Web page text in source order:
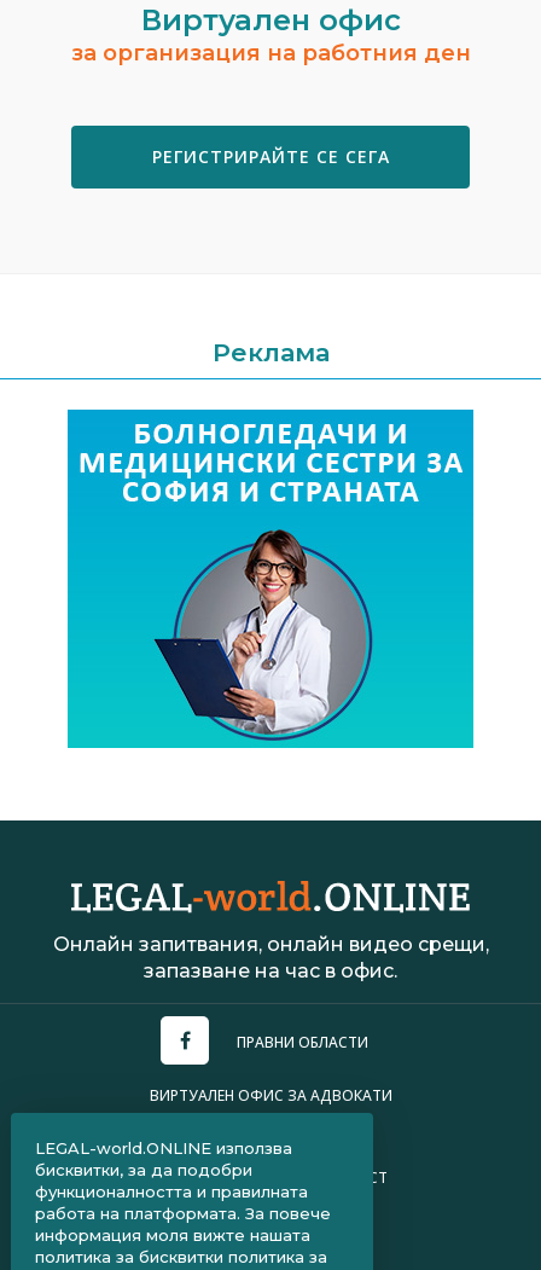
Виртуален офис
за организация на работния ден
РЕГИСТРИРАЙТЕ СЕ СЕГА
Реклама
Онлайн запитвания, онлайн видео срещи,
запазване на час в офис.
ПРАВНИ ОБЛАСТИ
ВИРТУАЛЕН ОФИС ЗА АДВОКАТИ
ПОЛИТИКА ЗА ПОВЕРИТЕЛНОСТ
ЧЗВ ЗА КЛИЕНТИ
ЧЗВ ЗА АДВОКАТИ
LEGAL-world.ONLINE използва
бисквитки, за да подобри
функционалността и правилната
работа на платформата. За повече
информация моля вижте нашата
политика за бисквитки политика за